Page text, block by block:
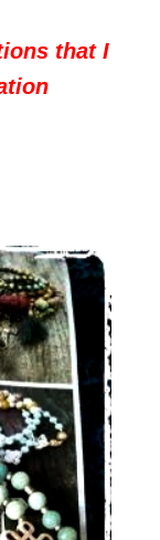
that I